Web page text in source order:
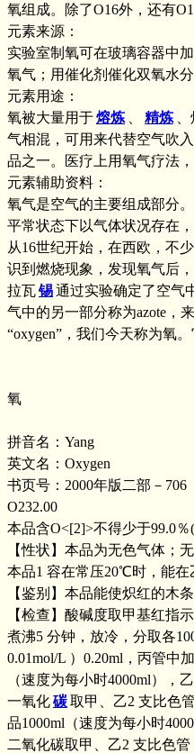
氧组成。除了O16外，还有
元素来源：
实验室制氧可在玻璃容器中
氧气；用催化剂催化双氧水
元素用途：
氧被大量用于熔炼 精炼
气相混，可用来代替空气吹
品之一。医疗上用氧气疗法
元素辅助资料：
氧气是空气的主要组成部分
平常状态下以气体状况存在
从16世纪开始，在西欧，不
识到燃烧现象，发现氧气后
拉瓦锡通过实验确定了空气
气中的另一部分称为azote，
“oxygen”，我们今天称为氧
氧
拼音名：Yang
英文名：Oxygen
书页号：2000年版二部－706
O232.00
本品含O<[2]>不得少于99.0％
【性状】本品为无色气体；
本品1 容在常压20℃时，能在
【鉴别】本品能使炽红的木
【检查】酸碱度取甲基红指
煮沸5 分钟，放冷，分取各
0.01mol/L ）0.20ml，丙管中
（速度为每小时4000ml），
一氧化碳取甲、乙2 支比色
品1000ml（速度为每小时
二氧化碳取甲、乙2 支比色管